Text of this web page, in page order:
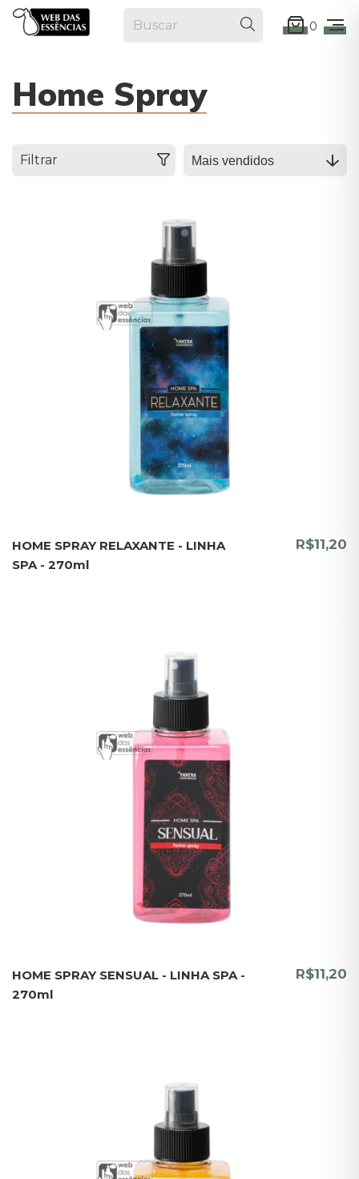
0
Home Spray
Filtrar
HOME SPRAY RELAXANTE - LINHA
SPA - 270ml
R$11,20
HOME SPRAY SENSUAL - LINHA SPA -
270ml
R$11,20